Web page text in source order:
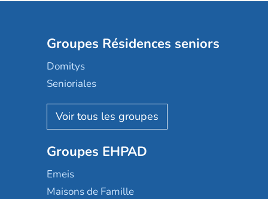
Groupes Résidences seniors
Domitys
Senioriales
Nohée
Les Résidentiels
Mobicap
Domusvi
Happy Senior
Groupes EHPAD
Emeis
Maisons de Famille